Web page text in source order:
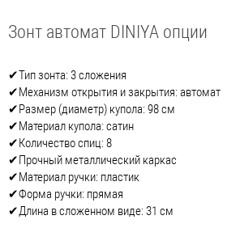
Зонт автомат DINIYA опции
✔Тип зонта: 3 сложения
✔Механизм открытия и закрытия: автомат
✔Размер (диаметр) купола: 98 см
✔Материал купола: сатин
✔Количество спиц: 8
✔Прочный металлический каркас
✔Материал ручки: пластик
✔Форма ручки: прямая
✔Длина в сложенном виде: 31 см